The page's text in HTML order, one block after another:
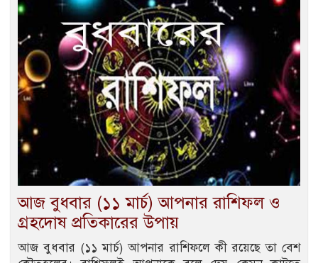
আজ বুধবার (১১ মার্চ) আপনার রাশিফল ও
গ্রহদোষ প্রতিকারের উপায়
আজ বুধবার (১১ মার্চ) আপনার রাশিফলে কী রয়েছে তা বেশ